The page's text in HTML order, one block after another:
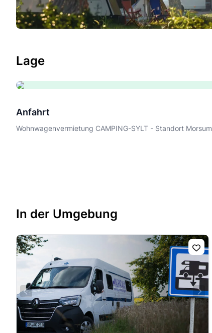
Lage
Anfahrt
Wohnwagenvermietung CAMPING-SYLT - Standort Morsum
In der Umgebung